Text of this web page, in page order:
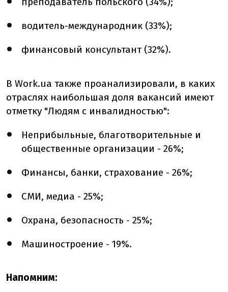
водитель-международник (33%);
финансовый консультант (32%).
В Work.ua также проанализировали, в каких
отраслях наибольшая доля вакансий имеют
отметку "Людям с инвалидностью":
Неприбыльные, благотворительные и
общественные организации - 26%;
Финансы, банки, страхование - 26%;
СМИ, медиа - 25%;
Охрана, безопасность - 25%;
Машиностроение - 19%.
Напомним: